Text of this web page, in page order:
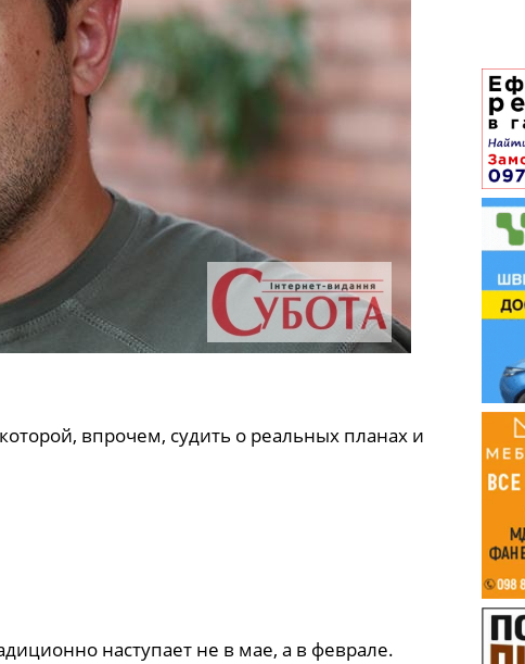
впрочем, судить о реальных планах и
наступает не в мае, а в феврале.